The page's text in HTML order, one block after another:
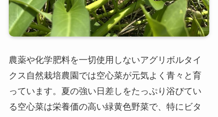
農薬や化学肥料を一切使用しないアグリボルタイ
クス自然栽培農園では空心菜が元気よく青々と育
っています。夏の強い日差しをたっぷり浴びてい
る空心菜は栄養価の高い緑黄色野菜で、特にビタ